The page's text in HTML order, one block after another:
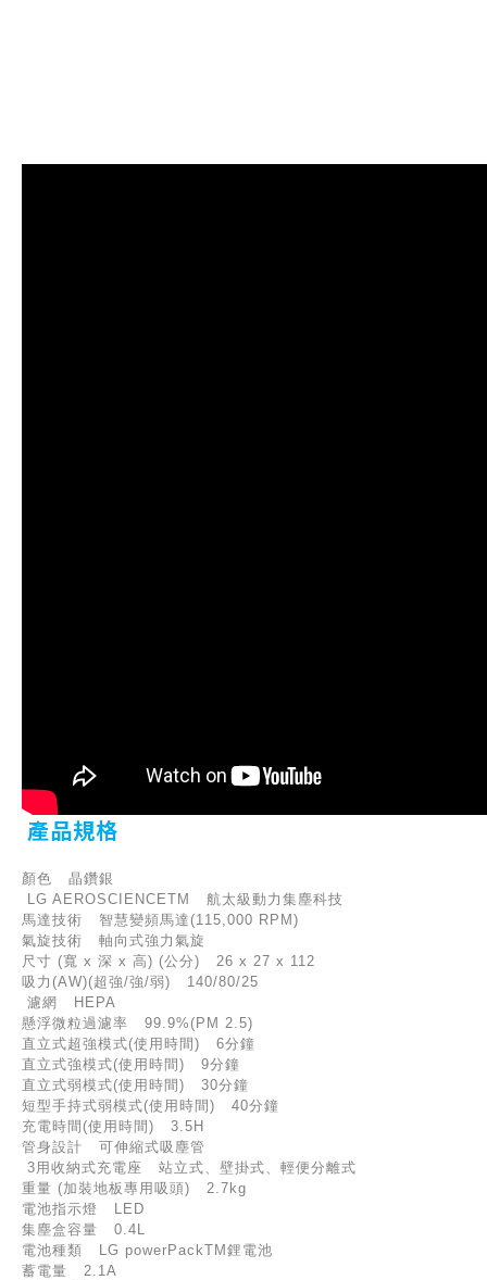
產品規格
顏色 晶鑽銀
LG AEROSCIENCETM 航太級動力集塵科技
馬達技術 智慧變頻馬達(115,000 RPM)
氣旋技術 軸向式強力氣旋
尺寸 (寬 x 深 x 高) (公分) 26 x 27 x 112
吸力(AW)(超強/強/弱) 140/80/25
濾網 HEPA
懸浮微粒過濾率 99.9%(PM 2.5)
直立式超強模式(使用時間) 6分鐘
直立式強模式(使用時間) 9分鐘
直立式弱模式(使用時間) 30分鐘
短型手持式弱模式(使用時間) 40分鐘
充電時間(使用時間) 3.5H
管身設計 可伸縮式吸塵管
3用收納式充電座 站立式、壁掛式、輕便分離式
重量 (加裝地板專用吸頭) 2.7kg
電池指示燈 LED
集塵盒容量 0.4L
電池種類 LG powerPackTM鋰電池
蓄電量 2.1A